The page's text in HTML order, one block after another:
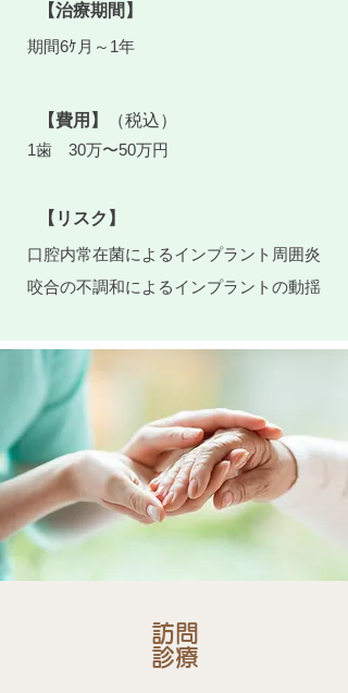
【治療期間】
期間6ｹ月～1年
【費用】
（税込）
1歯 30万〜50万円
【リスク】
口腔内常在菌によるインプラント周囲炎
咬合の不調和によるインプラントの動揺
訪問
診療